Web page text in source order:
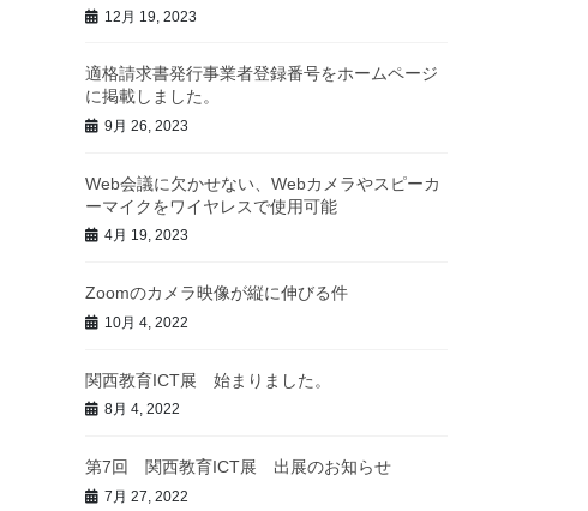
12月 19, 2023
適格請求書発行事業者登録番号をホームページ
に掲載しました。
9月 26, 2023
Web会議に欠かせない、Webカメラやスピーカ
ーマイクをワイヤレスで使用可能
4月 19, 2023
Zoomのカメラ映像が縦に伸びる件
10月 4, 2022
関西教育ICT展 始まりました。
8月 4, 2022
第7回 関西教育ICT展 出展のお知らせ
7月 27, 2022